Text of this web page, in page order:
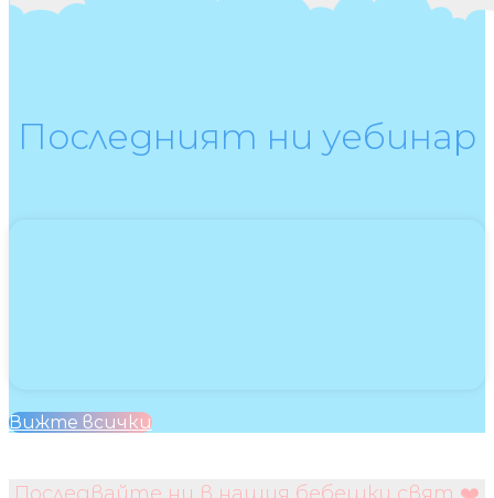
Последният ни уебинар
Вижте всички